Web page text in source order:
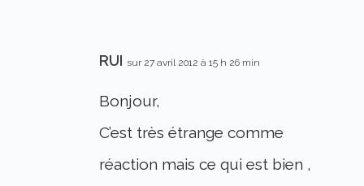
RUI sur 27 avril 2012 à 15 h 26 min
Bonjour,
C’est très étrange comme
réaction mais ce qui est bien ,